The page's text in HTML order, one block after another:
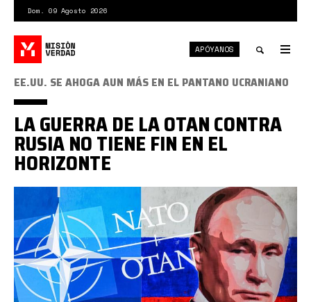
contenido
principal
Dom. 09 Agosto 2026
Toggle
APÓYANOS
vs
Rusia.jpg
EE.UU. SE AHOGA AUN MÁS EN EL PANTANO UCRANIANO
LA GUERRA DE LA OTAN CONTRA
RUSIA NO TIENE FIN EN EL
HORIZONTE